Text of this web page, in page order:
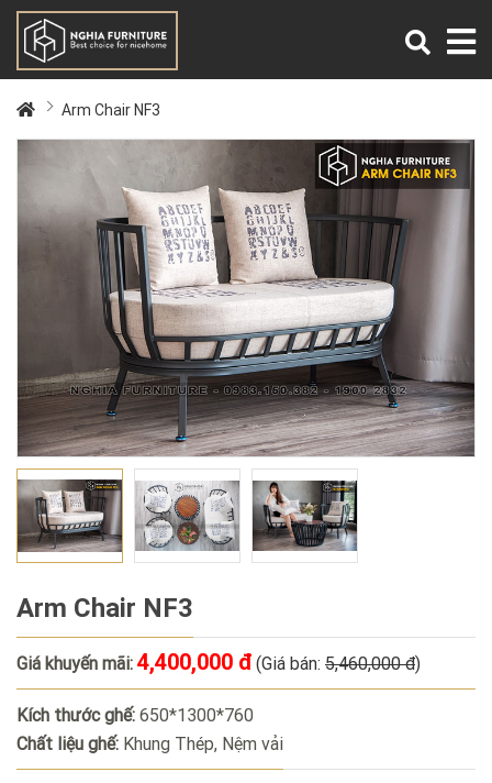
Arm Chair NF3
Arm Chair NF3
Giá khuyến mãi: 4,400,000 đ (Giá bán: 5,460,000 đ)
Kích thước ghế: 650*1300*760
Chất liệu ghế: Khung Thép, Nệm vải